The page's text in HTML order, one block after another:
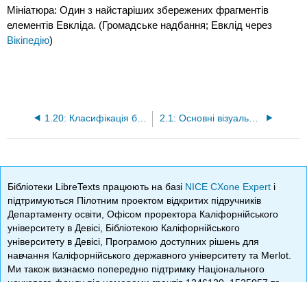
Мініатюра: Один з найстаріших збережених фрагментів
елементів Евкліда. (Громадське надбання; Евклід через
Вікіпедію)
1.20: Класифікація багатокутників у координатній площині 2.1: Основні візуальні шаблони
Бібліотеки LibreTexts працюють на базі NICE CXone Expert і
підтримуються Пілотним проектом відкритих підручників
Департаменту освіти, Офісом проректора Каліфорнійського
університету в Девісі, Бібліотекою Каліфорнійського
університету в Девісі, Програмою доступних рішень для
навчання Каліфорнійського державного університету та Merlot.
Ми також визнаємо попередню підтримку Національного